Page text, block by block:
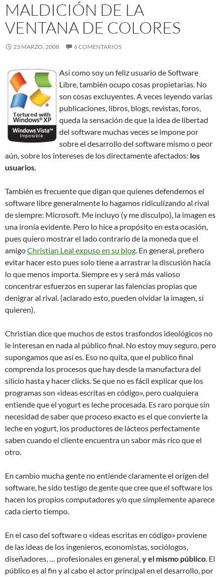
MALDICIÓN DE LA
VENTANA DE COLORES
23 MARZO, 2008 6 COMENTARIOS
Así como soy un feliz usuario de Software
Libre, también ocupo cosas propietarias. No
son cosas excluyentes. A veces leyendo varias
publicaciones, libros, blogs, revistas, foros,
queda la sensación de que la idea de libertad
del software muchas veces se impone por
sobre el desarrollo del software mismo o peor
aún, sobre los intereses de los directamente afectados: los
usuarios.
También es frecuente que digan que quienes defendemos el
software libre generalmente lo hagamos ridiculizando al rival
de siempre: Microsoft. Me incluyo (y me disculpo), la imagen es
una ironía evidente. Pero lo hice a propósito en esta ocasión,
pues quiero mostrar el lado contrario de la moneda que el
amigoChristian Leal expuso en su blog. En general, prefiero
evitar hacer esto pues solo tiene a arrastrar la discusión hacía
lo que menos importa. Siempre es y será más valioso
concentrar esfuerzos en superar las falencias propias que
denigrar al rival. (aclarado esto, pueden olvidar la imagen, si
quieren).
Christian dice que muchos de estos trasfondos ideológicos no
le interesan en nada al público final. No estoy muy seguro, pero
supongamos que así es. Eso no quita, que el publico final
comprenda los procesos que hay desde la manufactura del
silicio hasta y hacer clicks. Se que no es fácil explicar que los
programas son «ideas escritas en código», pero cualquiera
entiende que el yogurt es leche procesada. Es raro porque sin
necesidad de saber que proceso exacto es el que convierte la
leche en yogurt, los productores de lácteos perfectamente
saben cuando el cliente encuentra un sabor más rico que el
otro.
En cambio mucha gente no entiende claramente el orígen del
software, he sido testigo de gente que cree que el software los
hacen los propios computadores y/o que simplemente aparece
cada cierto tiempo.
En el caso del software o «ideas escritas en código» proviene
de las ideas de los ingenieros, economistas, sociólogos,
diseñadores, … profesionales en general,y el mismo público. El
público es al fin y al cabo el actor principal en el desarrollo, por